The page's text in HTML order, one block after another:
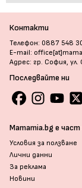
Контакти
Телефон: 0887 548
E-mail:
Адрес: гр. София,
Последвайте ни
Mamamia.bg е
Условия за ползване
Лични данни
За реклама
Новини